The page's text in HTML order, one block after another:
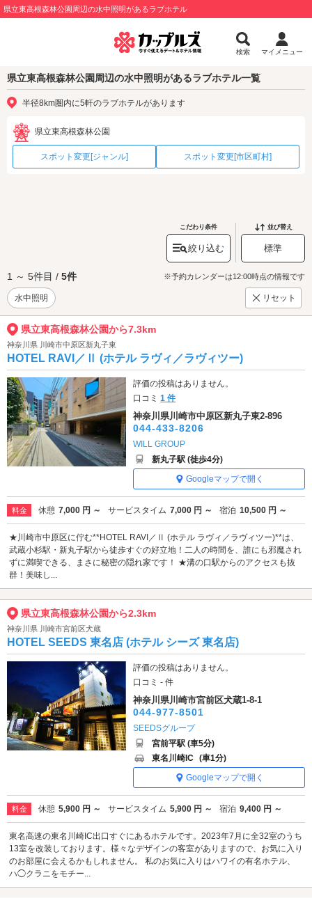
県立東高根森林公園周辺の水中照明があるラブホテル
検索 マイメニュー
県立東高根森林公園周辺の水中照明があるラブホテル一覧
半径8km圏内に5軒のラブホテルがあります
県立東高根森林公園
スポット変更[ジャンル] スポット変更[市区町村]
こだわり条件
絞り込む
並び替え
標準
1 ～ 5件目 / 5件 ※予約カレンダーは12:00時点の情報です
水中照明 リセット
県立東高根森林公園から7.3km
神奈川県 川崎市中原区新丸子東
HOTEL RAVI／Ⅱ (ホテル ラヴィ／ラヴィツー)
評価の投稿はありません。
口コミ1 件
神奈川県川崎市中原区新丸子東2-896
044-433-8206
WILL GROUP
新丸子駅 (徒歩4分)
Googleマップで開く
料金 休憩 7,000 円 ～ サービスタイム 7,000 円 ～ 宿泊 10,500 円 ～
★川崎市中原区に佇む**HOTEL RAVI／Ⅱ (ホテル ラヴィ／ラヴィツー)**は、
武蔵小杉駅・新丸子駅から徒歩すぐの好立地！二人の時間を、誰にも邪魔され
ずに満喫できる、まさに秘密の隠れ家です！ ★溝の口駅からのアクセスも抜
群！美味し...
県立東高根森林公園から2.3km
神奈川県 川崎市宮前区犬蔵
HOTEL SEEDS 東名店 (ホテル シーズ 東名店)
評価の投稿はありません。
口コミ - 件
神奈川県川崎市宮前区犬蔵1-8-1
044-977-8501
SEEDSグループ
宮前平駅 (車5分)
東名川崎IC (車1分)
Googleマップで開く
料金 休憩 5,900 円 ～ サービスタイム 5,900 円 ～ 宿泊 9,400 円 ～
東名高速の東名川崎IC出口すぐにあるホテルです。2023年7月に全32室のうち
13室を改装しております。様々なデザインの客室がありますので、お気に入り
のお部屋に会えるかもしれません。 私のお気に入りはハワイの有名ホテル、
ハ◯クラニをモチー...